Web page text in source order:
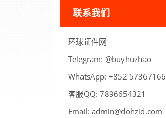
联系我们
环球证件网
Telegram: oahzuhyub@
WhatsApp: 66176375 258+
客服QQ:
123456
7896
Email: admin@dohzid.com